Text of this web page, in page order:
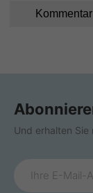
Und erhalten Sie